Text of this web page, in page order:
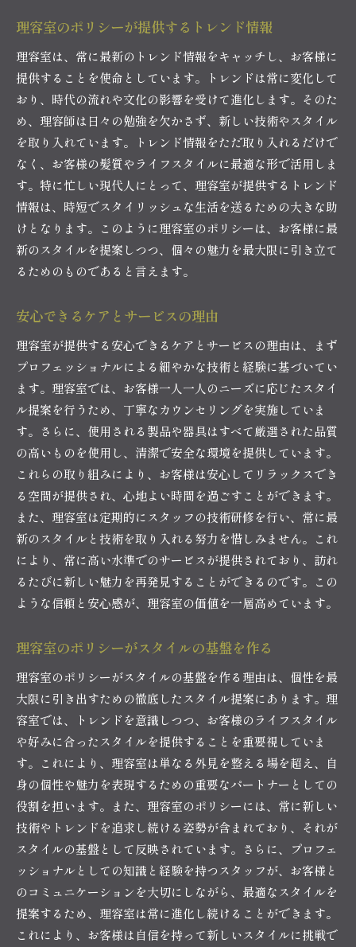
理容室のポリシーが提供するトレンド情報
理容室は、常に最新のトレンド情報をキャッチし、お客様に
提供することを使命としています。トレンドは常に変化して
おり、時代の流れや文化の影響を受けて進化します。そのた
め、理容師は日々の勉強を欠かさず、新しい技術やスタイル
を取り入れています。トレンド情報をただ取り入れるだけで
なく、お客様の髪質やライフスタイルに最適な形で活用しま
す。特に忙しい現代人にとって、理容室が提供するトレンド
情報は、時短でスタイリッシュな生活を送るための大きな助
けとなります。このように理容室のポリシーは、お客様に最
新のスタイルを提案しつつ、個々の魅力を最大限に引き立て
るためのものであると言えます。
安心できるケアとサービスの理由
理容室が提供する安心できるケアとサービスの理由は、まず
プロフェッショナルによる細やかな技術と経験に基づいてい
ます。理容室では、お客様一人一人のニーズに応じたスタイ
ル提案を行うため、丁寧なカウンセリングを実施していま
す。さらに、使用される製品や器具はすべて厳選された品質
の高いものを使用し、清潔で安全な環境を提供しています。
これらの取り組みにより、お客様は安心してリラックスでき
る空間が提供され、心地よい時間を過ごすことができます。
また、理容室は定期的にスタッフの技術研修を行い、常に最
新のスタイルと技術を取り入れる努力を惜しみません。これ
により、常に高い水準でのサービスが提供されており、訪れ
るたびに新しい魅力を再発見することができるのです。この
ような信頼と安心感が、理容室の価値を一層高めています。
理容室のポリシーがスタイルの基盤を作る
理容室のポリシーがスタイルの基盤を作る理由は、個性を最
大限に引き出すための徹底したスタイル提案にあります。理
容室では、トレンドを意識しつつ、お客様のライフスタイル
や好みに合ったスタイルを提供することを重要視していま
す。これにより、理容室は単なる外見を整える場を超え、自
身の個性や魅力を表現するための重要なパートナーとしての
役割を担います。また、理容室のポリシーには、常に新しい
技術やトレンドを追求し続ける姿勢が含まれており、それが
スタイルの基盤として反映されています。さらに、プロフェ
ッショナルとしての知識と経験を持つスタッフが、お客様と
のコミュニケーションを大切にしながら、最適なスタイルを
提案するため、理容室は常に進化し続けることができます。
これにより、お客様は自信を持って新しいスタイルに挑戦で